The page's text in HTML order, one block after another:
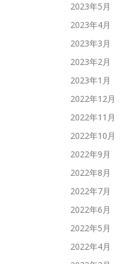
2023年5月
2023年4月
2023年3月
2023年2月
2023年1月
2022年12月
2022年11月
2022年10月
2022年9月
2022年8月
2022年7月
2022年6月
2022年5月
2022年4月